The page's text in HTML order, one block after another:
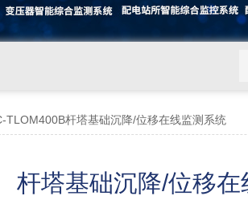
TLOM400B杆塔基础沉降/位移在线监测系统
杆塔基础沉降/位移